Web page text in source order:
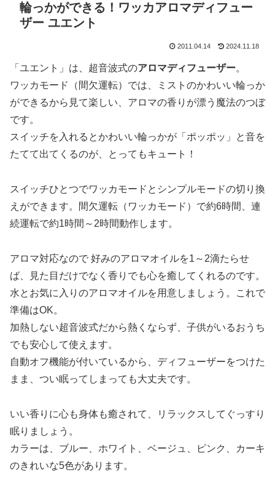
輪っかができる！ワッカアロマディフュー
ザー ユエント
2011.04.14 2024.11.18
「ユエント」は、超音波式のアロマディフューザー。
ワッカモード（間欠運転）では、ミストのかわいい輪っか
ができるから見て楽しい、アロマの香りが漂う魔法のつぼ
です。
スイッチを入れるとかわいい輪っかが「ポッポッ」と音を
たてて出てくるのが、とってもキュート！
スイッチひとつでワッカモードとシンプルモードの切り換
えができます。間欠運転（ワッカモード）で約6時間、連
続運転で約1時間～2時間動作します。
アロマ対応なので 好みのアロマオイルを1～2滴たらせ
ば、見た目だけでなく香りでも心を癒してくれるのです。
水とお気に入りのアロマオイルを用意しましょう。これで
準備はOK。
加熱しない超音波式だから熱くならず、子供がいるおうち
でも安心して使えます。
自動オフ機能が付いているから、ディフューザーをつけた
まま、つい眠ってしまっても大丈夫です。
いい香りに心も身体も癒されて、リラックスしてぐっすり
眠りましょう。
カラーは、ブルー、ホワイト、ベージュ、ピンク、カーキ
のきれいな5色があります。